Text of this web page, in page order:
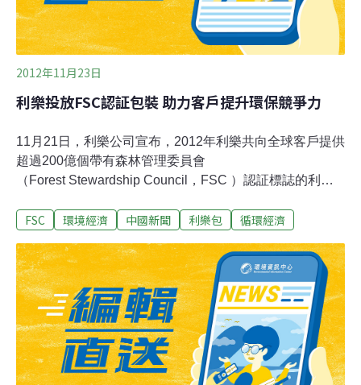
2012年11月23日
利樂投放FSC認証包裝 助力客戶提升環保競爭力
11月21日，利樂公司宣布，2012年利樂共向全球客戶提供
超過200億個帶有森林管理委員會
（Forest Stewardship Council，FSC ）認証標誌的利樂
味著該包裝所用紙板來自於管理良好的森林，符合人們對
息咨詢公司（Euromonitor）對10個國家的6600名消費者
進行了一項調查。結果顯示，約有一半的受訪者表示，產
品缺少環保信息將削弱他們的購買意願﹔還有一半的調查
對象認為，環保認証標誌可以幫助他們了解商品包裝對環
境的影響。2007年，全球首款帶有FSC認証標誌的利樂包
裝在英國上市。如今，已有包括中國、美國、加拿大，以
及整個南美洲和歐洲在內的39個國家的廠商和零售商使用
FSC 環境經濟 中國新聞 利樂包 循環經濟